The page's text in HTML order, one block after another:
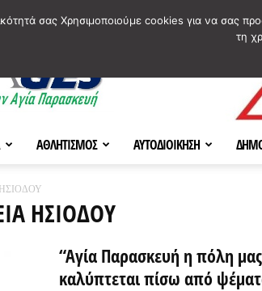
ΑΘΛΗΤΙΣΜΟΣ ΑΥΤΟΔΙΟΙΚΗΣΗ
ΗΣΙΟΔΟΥ
“Αγία Παρασκευή η πόλη
καλύπτεται πίσω από
σας Χρησιμοποιούμε cookies για να σας
τη